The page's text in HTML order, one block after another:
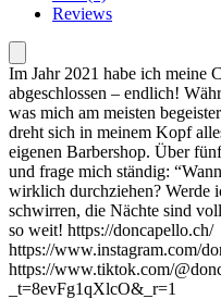
Reviews
Im Jahr 2021 habe ich meine
abgeschlossen – endlich!
was mich am meisten
dreht sich in meinem Kopf
eigenen Barbershop. Über
und frage mich ständig:
wirklich durchziehen? Werde
schwirren, die Nächte sind
so weit! https://doncapello.ch/
https://www.instagram.com/
https://www.tiktok.com/
_t=8evFg1qXlcO&_r=1